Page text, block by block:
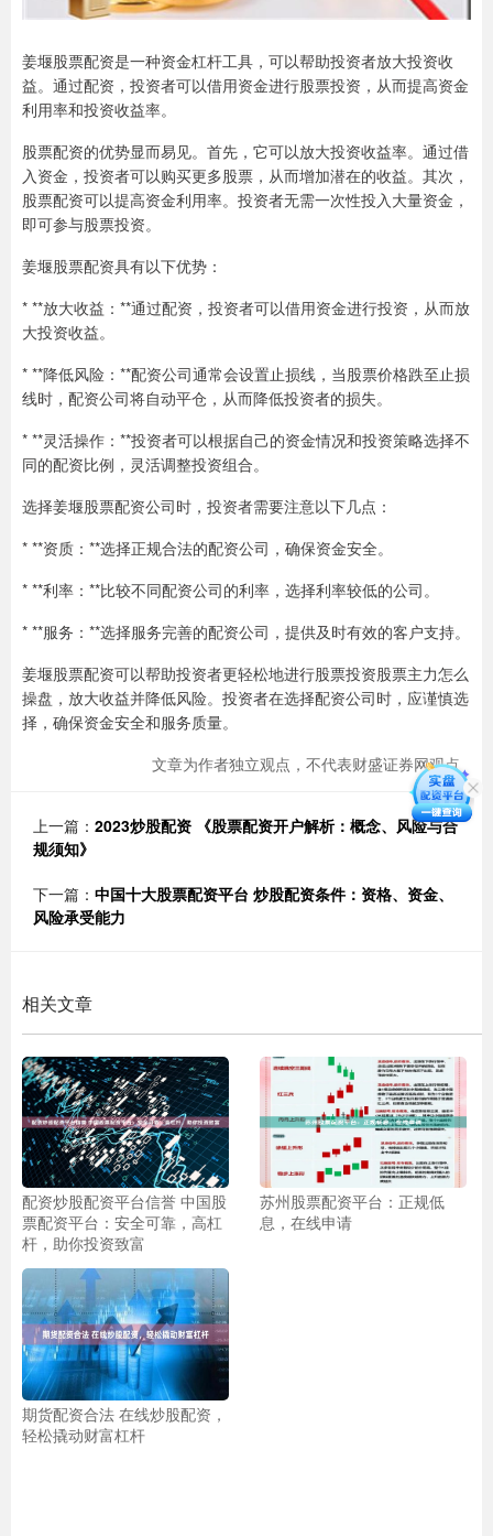
姜堰股票配资是一种资金杠杆工具，可以帮助投资者放大投资收
益。通过配资，投资者可以借用资金进行股票投资，从而提高资金
利用率和投资收益率。
股票配资的优势显而易见。首先，它可以放大投资收益率。通过借
入资金，投资者可以购买更多股票，从而增加潜在的收益。其次，
股票配资可以提高资金利用率。投资者无需一次性投入大量资金，
即可参与股票投资。
姜堰股票配资具有以下优势：
* **放大收益：**通过配资，投资者可以借用资金进行投资，从而放
大投资收益。
* **降低风险：**配资公司通常会设置止损线，当股票价格跌至止损
线时，配资公司将自动平仓，从而降低投资者的损失。
* **灵活操作：**投资者可以根据自己的资金情况和投资策略选择不
同的配资比例，灵活调整投资组合。
选择姜堰股票配资公司时，投资者需要注意以下几点：
* **资质：**选择正规合法的配资公司，确保资金安全。
* **利率：**比较不同配资公司的利率，选择利率较低的公司。
* **服务：**选择服务完善的配资公司，提供及时有效的客户支持。
姜堰股票配资可以帮助投资者更轻松地进行股票投资股票主力怎么
操盘，放大收益并降低风险。投资者在选择配资公司时，应谨慎选
择，确保资金安全和服务质量。
文章为作者独立观点，不代表财盛证券网观点
上一篇： 2023炒股配资 《股票配资开户解析：概念、风险与合
规须知》
下一篇： 中国十大股票配资平台 炒股配资条件：资格、资金、
风险承受能力
相关文章
配资炒股配资平台信誉 中国股
票配资平台：安全可靠，高杠
杆，助你投资致富
苏州股票配资平台：正规低
息，在线申请
期货配资合法 在线炒股配资，
轻松撬动财富杠杆